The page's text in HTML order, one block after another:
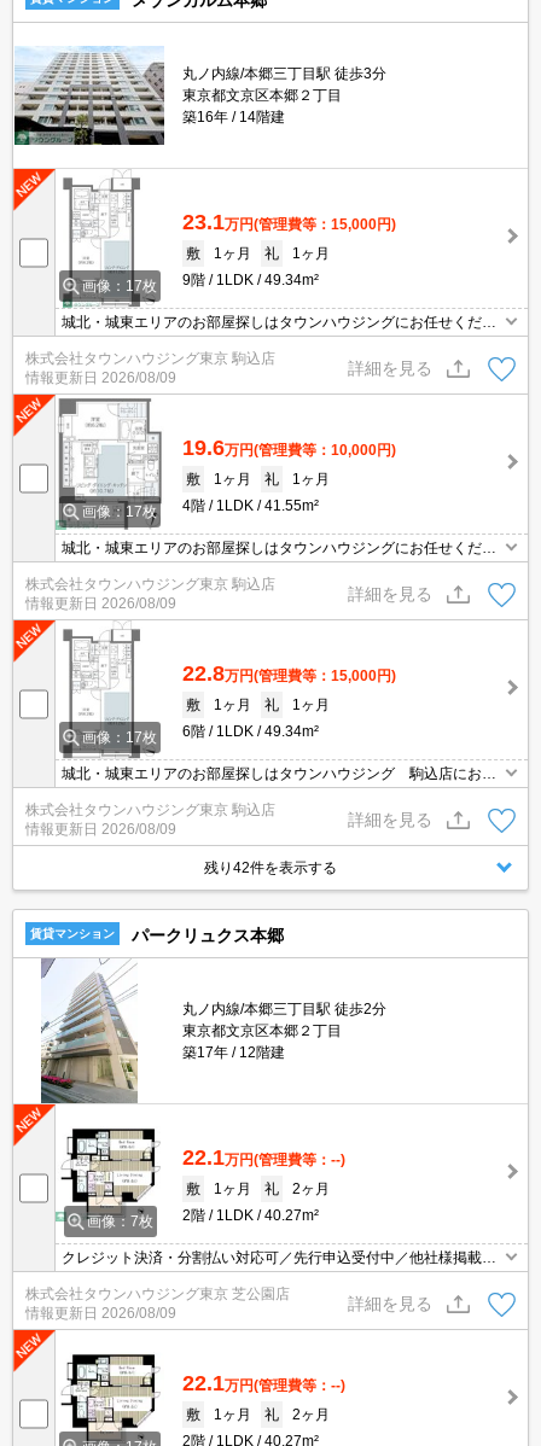
丸ノ内線/本郷三丁目駅 徒歩3分
東京都文京区本郷２丁目
築16年
14階建
画像：17枚
23.1万円(管理費等：15,000円)
敷
1ヶ月 礼
1ヶ月
9階
1LDK 49.34m²
城北・城東エリアのお部屋探しはタウンハウジングにお任せくださ
い。エリアを詳しいスタッフがご対応させて頂きます。
株式会社タウンハウジング東京 駒込店
情報更新日 2026/08/09
詳細を見る
画像：17枚
19.6万円(管理費等：10,000円)
敷
1ヶ月 礼
1ヶ月
4階
1LDK 41.55m²
城北・城東エリアのお部屋探しはタウンハウジングにお任せくださ
い。エリアを詳しいスタッフがご対応させて頂きます。
株式会社タウンハウジング東京 駒込店
情報更新日 2026/08/09
詳細を見る
画像：17枚
22.8万円(管理費等：15,000円)
敷
1ヶ月 礼
1ヶ月
6階
1LDK 49.34m²
城北・城東エリアのお部屋探しはタウンハウジング 駒込店にお任
せください。エリアを詳しいスタッフがご対応させて頂きます。
株式会社タウンハウジング東京 駒込店
情報更新日 2026/08/09
詳細を見る
残り42件を表示する
賃貸マンション パークリュクス本郷
丸ノ内線/本郷三丁目駅 徒歩2分
東京都文京区本郷２丁目
築17年
12階建
画像：7枚
22.1万円(管理費等：--)
敷
1ヶ月 礼
2ヶ月
2階
1LDK 40.27m²
クレジット決済・分割払い対応可／先行申込受付中／他社様掲載物
件もまとめてご案内可能／専任物件多数あり
株式会社タウンハウジング東京 芝公園店
情報更新日 2026/08/09
詳細を見る
22.1万円(管理費等：--)
敷
1ヶ月 礼
2ヶ月
2階
1LDK 40.27m²